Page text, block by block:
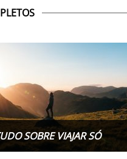
SOBRE VIAJAR SÓ
SOBRE WORK EXCHANGE